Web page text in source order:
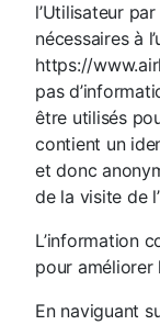
l’Utilisateur
nécessaires à
https://
pas
être utilisés
contient un
et donc
de la visite de
L’information
pour
En naviguant